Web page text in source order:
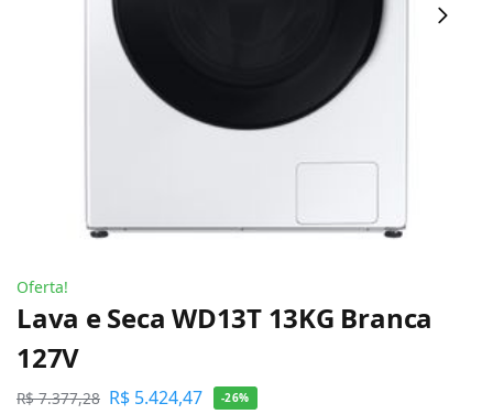
Oferta!
Lava e Seca WD13T 13KG Branca
127V
R$7.377,28 R$ 5.424,47 -26%